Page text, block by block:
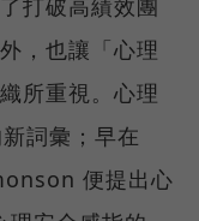
打破高績效團
，也讓「心理
所重視。心理
詞彙；早在
便提出心